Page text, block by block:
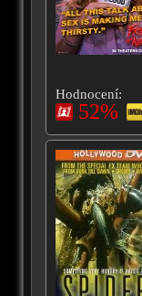
Hodnocení:
52%